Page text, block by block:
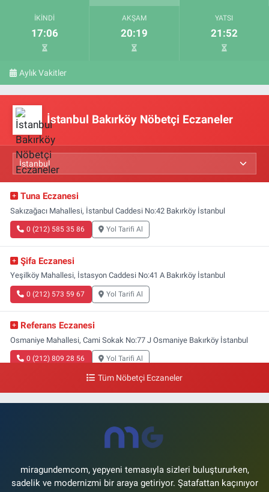
İKINDI
17:06
AKŞAM
20:19
YATSI
21:52
Aylık Vakitler
İstanbul Bakırköy Nöbetçi Eczaneler
Tuna Eczanesi
Sakızağacı Mahallesi, İstanbul Caddesi No:42 Bakırköy İstanbul
0 (212) 585 35 86 Yol Tarifi Al
Şifa Eczanesi
Yeşilköy Mahallesi, İstasyon Caddesi No:41 A Bakırköy İstanbul
0 (212) 573 59 67 Yol Tarifi Al
Referans Eczanesi
Osmaniye Mahallesi, Cami Sokak No:77 J Osmaniye Bakırköy İstanbul
0 (212) 809 28 56 Yol Tarifi Al
Bayraktar Eczanesi
Şenlikköy Mahallesi, Harman Sokak No:43 4B Florya Bakırköy İstanbul
Tüm Nöbetçi Eczaneler
miragundemcom, yepyeni temasıyla sizleri buluştururken,
sadelik ve modernizmi bir araya getiriyor. Şatafattan kaçınıyor